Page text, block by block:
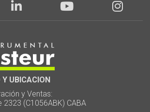
UBICACION
y Ventas:
(C1056ABK) CABA